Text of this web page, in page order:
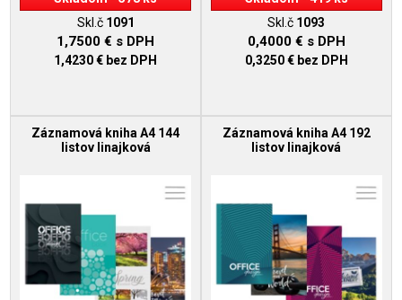
Skl.č 1091
1,7500 € s DPH
1,4230 € bez DPH
Skl.č 1093
0,4000 € s DPH
0,3250 € bez DPH
Záznamová kniha A4 144
listov linajková
Záznamová kniha A4 192
listov linajková